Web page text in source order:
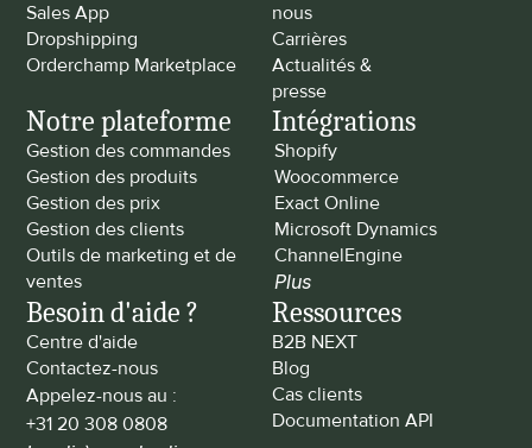
Sales App
Dropshipping
Orderchamp Marketplace
nous
Carrières
Actualités &
presse
Notre plateforme
Gestion des commandes
Gestion des produits
Gestion des prix
Gestion des clients
Outils de marketing et de
ventes
Intégrations
Shopify
Woocommerce
Exact Online
Microsoft Dynamics
ChannelEngine
Plus
Besoin d'aide ?
Centre d'aide
Contactez-nous
Appelez-nous au :
+31 20 308 0808
Ressources
B2B NEXT
Blog
Cas clients
Documentation API